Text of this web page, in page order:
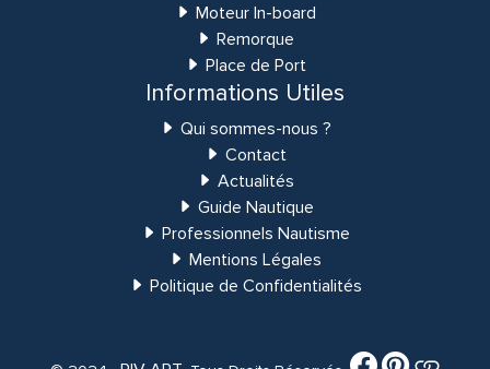
Moteur In-board
Remorque
Place de Port
Informations Utiles
Qui sommes-nous ?
Contact
Actualités
Guide Nautique
Professionnels Nautisme
Mentions Légales
Politique de Confidentialités